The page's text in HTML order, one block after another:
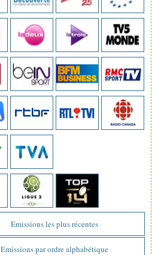
Emissions les plus récentes
Emissions par ordre alphabétique